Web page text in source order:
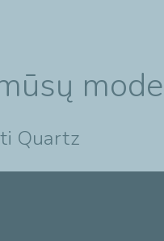
Quartz